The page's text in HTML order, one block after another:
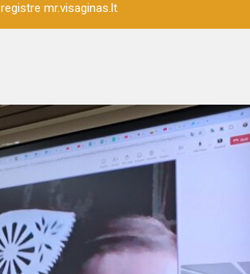
registre mr.visaginas.lt